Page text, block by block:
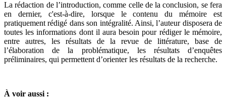
La rédaction de l’introduction, comme celle de la conclusion, se fera
en dernier, c'est-à-dire, lorsque le contenu du mémoire est
pratiquement rédigé dans son intégralité. Ainsi, l’auteur disposera de
toutes les informations dont il aura besoin pour rédiger le mémoire,
entre autres, les résultats de la revue de littérature, base de
l’élaboration de la problématique, les résultats d’enquêtes
préliminaires, qui permettent d’orienter les résultats de la recherche.
À voir aussi :